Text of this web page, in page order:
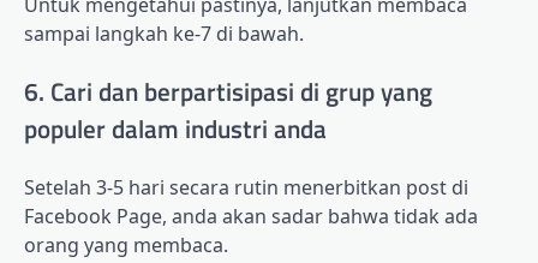
sampai langkah ke-7 di bawah.
6. Cari dan berpartisipasi di grup yang
populer dalam industri anda
Setelah 3-5 hari secara rutin menerbitkan post di
Facebook Page, anda akan sadar bahwa tidak ada
orang yang membaca.